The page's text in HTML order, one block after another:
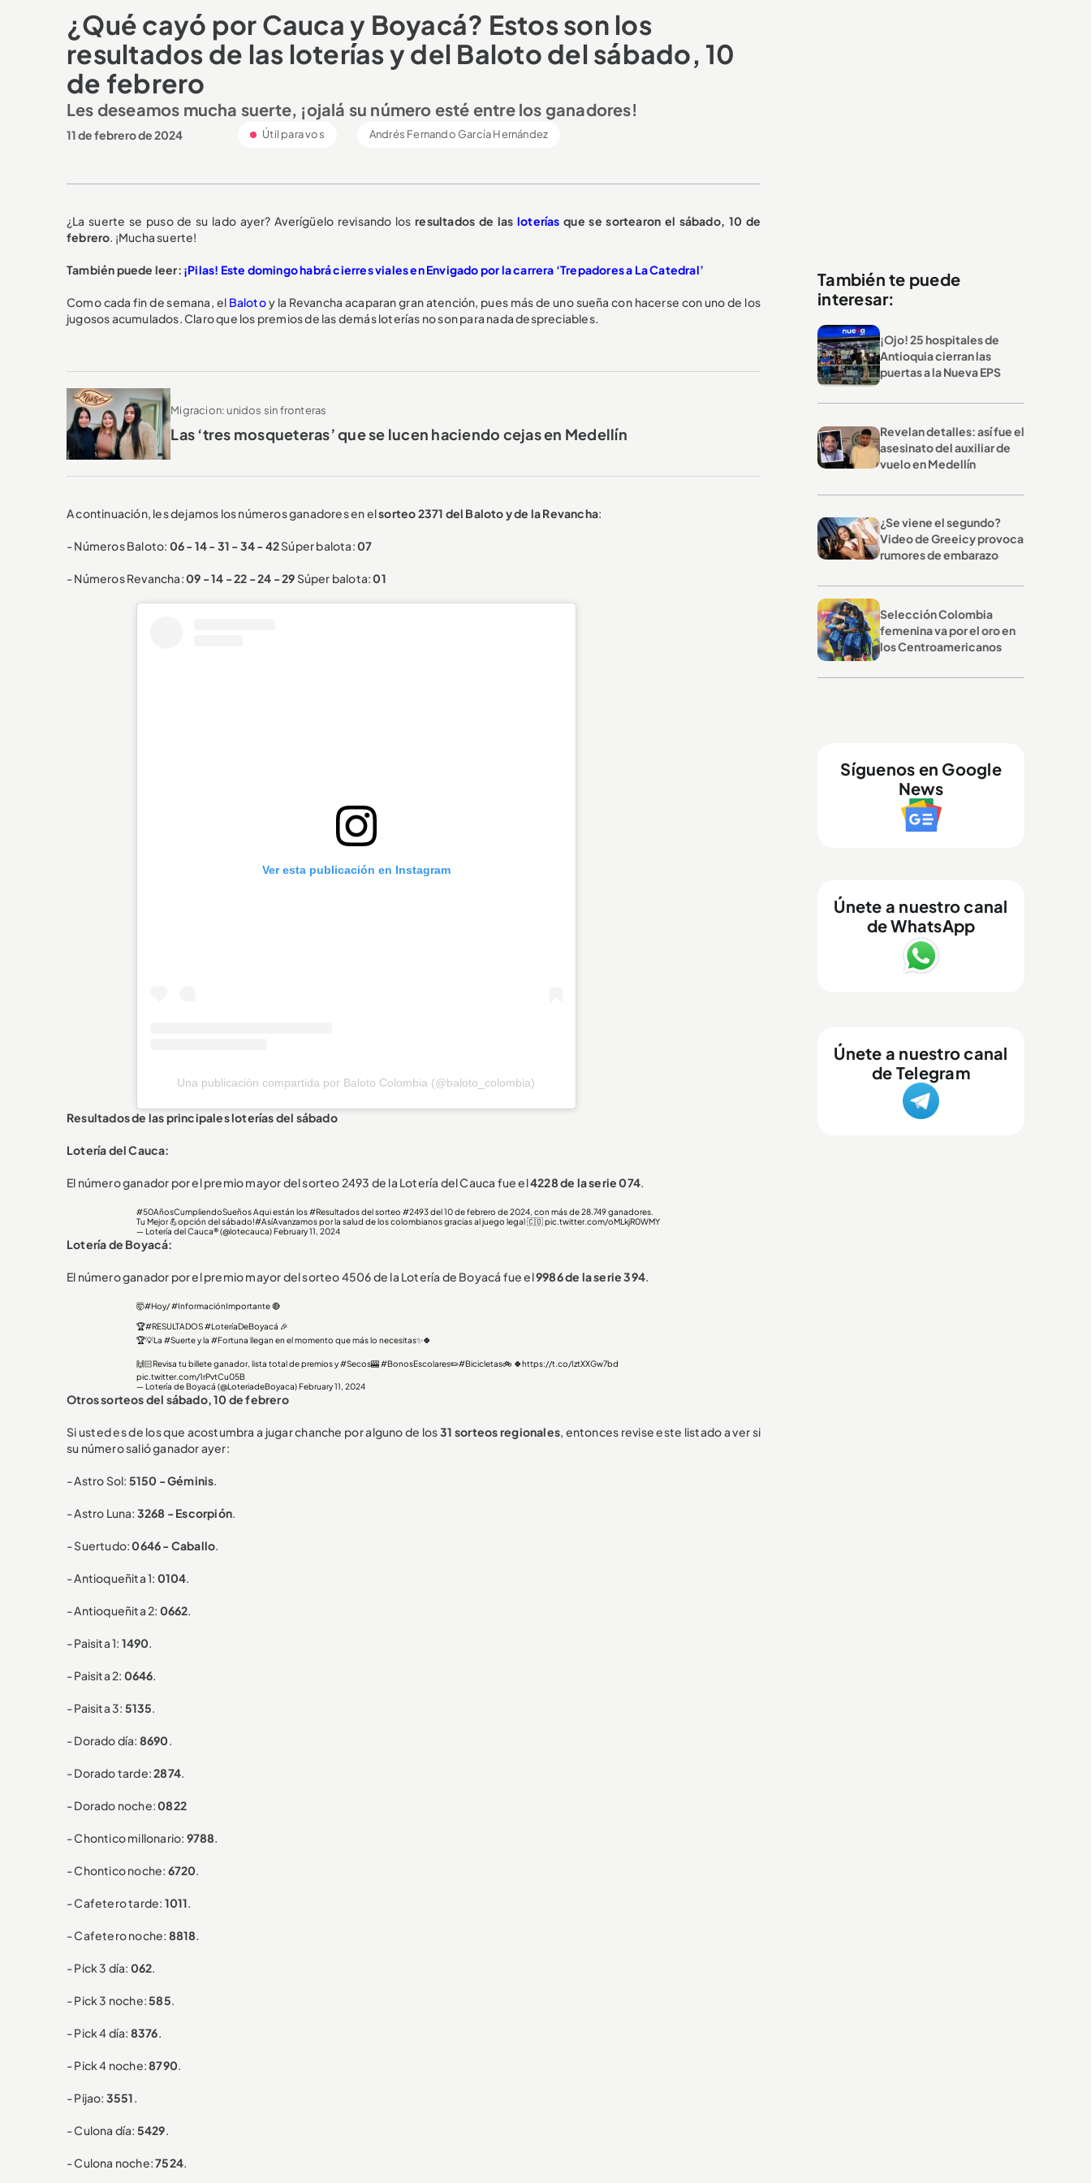
¿Qué cayó por Cauca y Boyacá? Estos son los
resultados de las loterías y del Baloto del sábado, 10
de febrero
Les deseamos mucha suerte, ¡ojalá su número esté entre los ganadores!
11 de febrero de 2024 Útil para vos Andrés Fernando García Hernández
¿La suerte se puso de su lado ayer? Averígüelo revisando losresultados de las loterías que se sortearon el sábado, 10 de
febrero. ¡Mucha suerte!
También puede leer: ¡Pilas! Este domingo habrá cierres viales en Envigado por la carrera ‘Trepadores a La Catedral’
Como cada fin de semana, el Balotoy la Revancha acaparan gran atención, pues más de uno sueña con hacerse con uno de los
jugosos acumulados. Claro que los premios de las demás loterías no son para nada despreciables.
Migracion: unidos sin fronteras
Las ‘tres mosqueteras’ que se lucen haciendo cejas en Medellín
A continuación, les dejamos los números ganadores en elsorteo 2371 del Baloto y de la Revancha:
- Números Baloto: 06 - 14 - 31 - 34 - 42Súper balota:07
- Números Revancha:09 - 14 - 22 - 24 - 29Súper balota:01
Ver esta publicación en Instagram
Una publicación compartida por Baloto Colombia (@baloto_colombia)
Resultados de las principales loterías del sábado
Lotería del Cauca:
El número ganador por el premio mayor del sorteo 2493 de la Lotería del Cauca fue el4228 de la serie 074.
#50AñosCumpliendoSueñosAqui están los#Resultadosdel sorteo #2493 del 10 de febrero de 2024, con más de 28.749 ganadores.
Tu Mejor 💪opción del sábado!#AsíAvanzamospor la salud de los colombianos gracias al juego legal 🇨🇴pic.twitter.com/oMLkjR0WMY
— Lotería del Cauca® (@lotecauca)February 11, 2024
Lotería de Boyacá:
El número ganador por el premio mayor del sorteo 4506 de la Lotería de Boyacá fue el9986 de la serie 394.
🤯#Hoy/#InformaciónImportante🔴
🏆#RESULTADOS #LoteríaDeBoyacá 🎉
🏆💡La #Suertey la #Fortuna llegan en el momento que más lo necesitas✨️🍀
🙌🏻Revisa tu billete ganador, lista total de premios y#Secos🎰#BonosEscolares✏️#Bicicletas🚲 🍀https://t.co/IztXXGw7bd
pic.twitter.com/1rPvtCu05B
— Lotería de Boyacá (@LoteriadeBoyaca)February 11, 2024
Otros sorteos del sábado, 10 de febrero
Si usted es de los que acostumbra a jugar chanche por alguno de los31 sorteos regionales, entonces revise este listado a ver si
su número salió ganador ayer:
- Astro Sol: 5150 - Géminis.
- Astro Luna: 3268 - Escorpión.
- Suertudo:0646 - Caballo.
- Antioqueñita 1: 0104.
- Antioqueñita 2: 0662.
- Paisita 1: 1490.
- Paisita 2: 0646.
- Paisita 3: 5135.
- Dorado día: 8690.
- Dorado tarde:2874.
- Dorado noche:0822
- Chontico millonario: 9788.
- Chontico noche: 6720.
- Cafetero tarde: 1011.
- Cafetero noche: 8818.
- Pick 3 día: 062.
- Pick 3 noche:585.
- Pick 4 día: 8376.
- Pick 4 noche:8790.
- Pijao: 3551.
- Culona día: 5429.
- Culona noche:7524.
También te puede
interesar:
¡Ojo! 25 hospitales de
Antioquia cierran las
puertas a la Nueva EPS
Revelan detalles: así fue el
asesinato del auxiliar de
vuelo en Medellín
¿Se viene el segundo?
Video de Greeicy provoca
rumores de embarazo
Selección Colombia
femenina va por el oro en
los Centroamericanos
Síguenos en Google
News
Únete a nuestro canal
de WhatsApp
Únete a nuestro canal
de Telegram